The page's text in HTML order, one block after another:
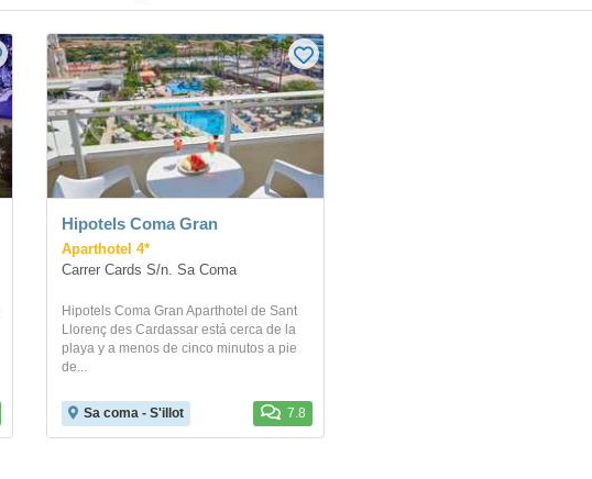
Hipotels Coma Gran
Aparthotel 4*
Carrer Cards S/n. Sa Coma
Hipotels Coma Gran Aparthotel de Sant
Llorenç des Cardassar está cerca de la
playa y a menos de cinco minutos a pie
de...
Sa coma - S'illot 7.8